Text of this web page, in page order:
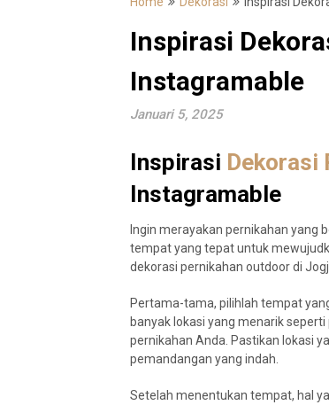
Inspirasi
Instagramable
Januari 5, 2025
Inspirasi Dekorasi
Instagramable
Ingin merayakan pernikahan yang
tempat yang tepat untuk
dekorasi pernikahan outdoor di
Pertama-tama, pilihlah tempat
banyak lokasi yang menarik
pernikahan Anda. Pastikan lokasi
pemandangan yang indah.
Setelah menentukan tempat, hal